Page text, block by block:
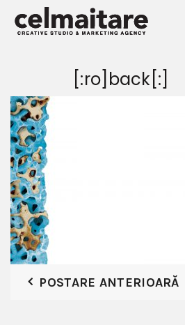
[:ro]back[:]
POSTARE ANTERIOARĂ